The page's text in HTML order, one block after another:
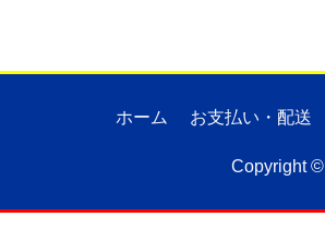
ホーム お支払い・配送
Copyright ©